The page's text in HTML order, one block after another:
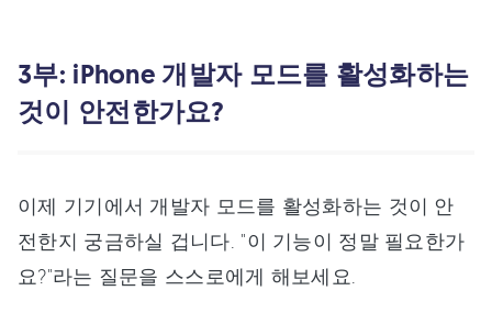
3부: iPhone 개발자 모드를 활성화하는
것이 안전한가요?
이제 기기에서 개발자 모드를 활성화하는 것이 안
전한지 궁금하실 겁니다. "이 기능이 정말 필요한가
요?"라는 질문을 스스로에게 해보세요.